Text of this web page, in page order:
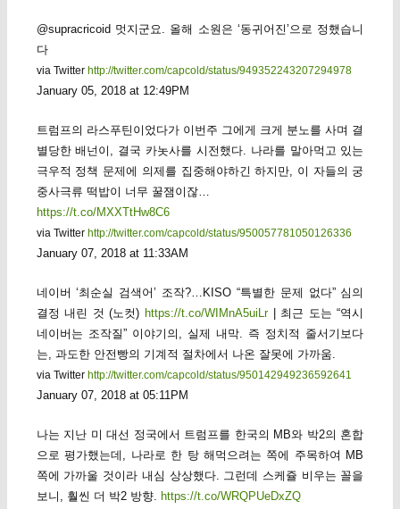
@supracricoid 멋지군요. 올해 소원은 ‘동귀어진’으로 정했습니
다
via Twitter http://twitter.com/capcold/status/949352243207294978
January 05, 2018 at 12:49PM
트럼프의 라스푸틴이었다가 이번주 그에게 크게 분노를 사며 결
별당한 배넌이, 결국 카놋사를 시전했다. 나라를 말아먹고 있는
극우적 정책 문제에 의제를 집중해야하긴 하지만, 이 자들의 궁
중사극류 떡밥이 너무 꿀잼이잖…
https://t.co/MXXTtHw8C6
via Twitter http://twitter.com/capcold/status/950057781050126336
January 07, 2018 at 11:33AM
네이버 ‘최순실 검색어’ 조작?…KISO “특별한 문제 없다” 심의
결정 내린 것 (노컷) https://t.co/WIMnA5uiLr| 최근 도는 “역시
네이버는 조작질” 이야기의, 실제 내막. 즉 정치적 줄서기보다
는, 과도한 안전빵의 기계적 절차에서 나온 잘못에 가까움.
via Twitter http://twitter.com/capcold/status/950142949236592641
January 07, 2018 at 05:11PM
나는 지난 미 대선 정국에서 트럼프를 한국의 MB와 박2의 혼합
으로 평가했는데, 나라로 한 탕 해먹으려는 쪽에 주목하여 MB
쪽에 가까울 것이라 내심 상상했다. 그런데 스케쥴 비우는 꼴을
보니, 훨씬 더 박2 방향. https://t.co/WRQPUeDxZQ